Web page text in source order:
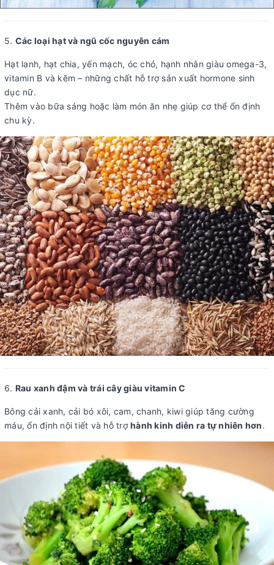
5. Các loại hạt và ngũ cốc nguyên cám
Hạt lanh, hạt chia, yến mạch, óc chó, hạnh nhân giàu omega-3,
vitamin B và kẽm – những chất hỗ trợ sản xuất hormone sinh
dục nữ.
Thêm vào bữa sáng hoặc làm món ăn nhẹ giúp cơ thể ổn định
chu kỳ.
6. Rau xanh đậm và trái cây giàu vitamin C
Bông cải xanh, cải bó xôi, cam, chanh, kiwi giúp tăng cường
máu, ổn định nội tiết và hỗ trợhành kinh diễn ra tự nhiên hơn.